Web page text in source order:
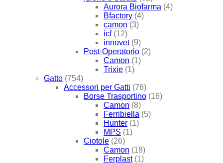
Aurora Biofarma (4)
Bfactory (4)
camon (3)
icf (12)
innovet (9)
Post-Operatorio (2)
Camon (1)
Trixie (1)
Gatto (754)
Accessori per Gatti (76)
Borse Trasportino (16)
Camon (8)
Ferribiella (5)
Hunter (1)
MPS (1)
Ciotole (26)
Camon (18)
Ferplast (1)